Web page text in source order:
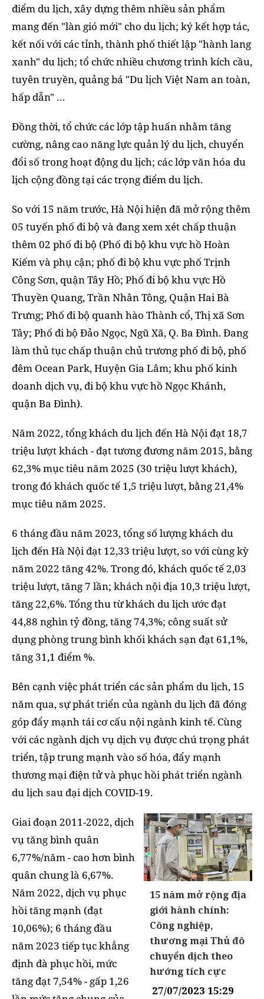
điểm du lịch, xây dựng thêm nhiều sản phẩm
mang đến "làn gió mới" cho du lịch; ký kết hợp tác,
kết nối với các tỉnh, thành phố thiết lập "hành lang
xanh" du lịch; tổ chức nhiều chương trình kích cầu,
tuyên truyền, quảng bá "Du lịch Việt Nam an toàn,
hấp dẫn" …
Đồng thời, tổ chức các lớp tập huấn nhằm tăng
cường, nâng cao năng lực quản lý du lịch, chuyển
đổi số trong hoạt động du lịch; các lớp văn hóa du
lịch cộng đồng tại các trọng điểm du lịch.
So với 15 năm trước, Hà Nội hiện đã mở rộng thêm
05 tuyến phố đi bộ và đang xem xét chấp thuận
thêm 02 phố đi bộ (Phố đi bộ khu vực hồ Hoàn
Kiếm và phụ cận; phố đi bộ khu vực phố Trịnh
Công Sơn, quận Tây Hồ; Phố đi bộ khu vực Hồ
Thuyền Quang, Trần Nhân Tông, Quận Hai Bà
Trưng; Phố đi bộ quanh hào Thành cổ, Thị xã Sơn
Tây; Phố đi bộ Đảo Ngọc, Ngũ Xã, Q. Ba Đình. Đang
làm thủ tục chấp thuận chủ trương phố đi bộ, phố
đêm Ocean Park, Huyện Gia Lâm; khu phố kinh
doanh dịch vụ, đi bộ khu vực hồ Ngọc Khánh,
quận Ba Đình).
Năm 2022, tổng khách du lịch đến Hà Nội đạt 18,7
triệu lượt khách - đạt tương đương năm 2015, bằng
62,3% mục tiêu năm 2025 (30 triệu lượt khách),
trong đó khách quốc tế 1,5 triệu lượt, bằng 21,4%
mục tiêu năm 2025.
6 tháng đầu năm 2023, tổng số lượng khách du
lịch đến Hà Nội đạt 12,33 triệu lượt, so với cùng kỳ
năm 2022 tăng 42%. Trong đó, khách quốc tế 2,03
triệu lượt, tăng 7 lần; khách nội địa 10,3 triệu lượt,
tăng 22,6%. Tổng thu từ khách du lịch ước đạt
44,88 nghìn tỷ đồng, tăng 74,3%; công suất sử
dụng phòng trung bình khối khách sạn đạt 61,1%,
tăng 31,1 điểm %.
Bên cạnh việc phát triển các sản phẩm du lịch, 15
năm qua, sự phát triển của ngành du lịch đã đóng
góp đẩy mạnh tái cơ cấu nội ngành kinh tế. Cùng
với các ngành dịch vụ dịch vụ được chú trọng phát
triển, tập trung mạnh vào số hóa, đẩy mạnh
thương mại điện tử và phục hồi phát triển ngành
du lịch sau đại dịch COVID-19.
15 năm mở rộng địa
giới hành chính:
Công nghiệp,
thương mại Thủ đô
chuyển dịch theo
hướng tích cực
27/07/2023 15:29
Giai đoạn 2011-2022, dịch
vụ tăng bình quân
6,77%/năm - cao hơn bình
quân chung là 6,67%.
Năm 2022, dịch vụ phục
hồi tăng mạnh (đạt
10,06%); 6 tháng đầu
năm 2023 tiếp tục khẳng
định đà phục hồi, mức
tăng đạt 7,54% - gấp 1,26